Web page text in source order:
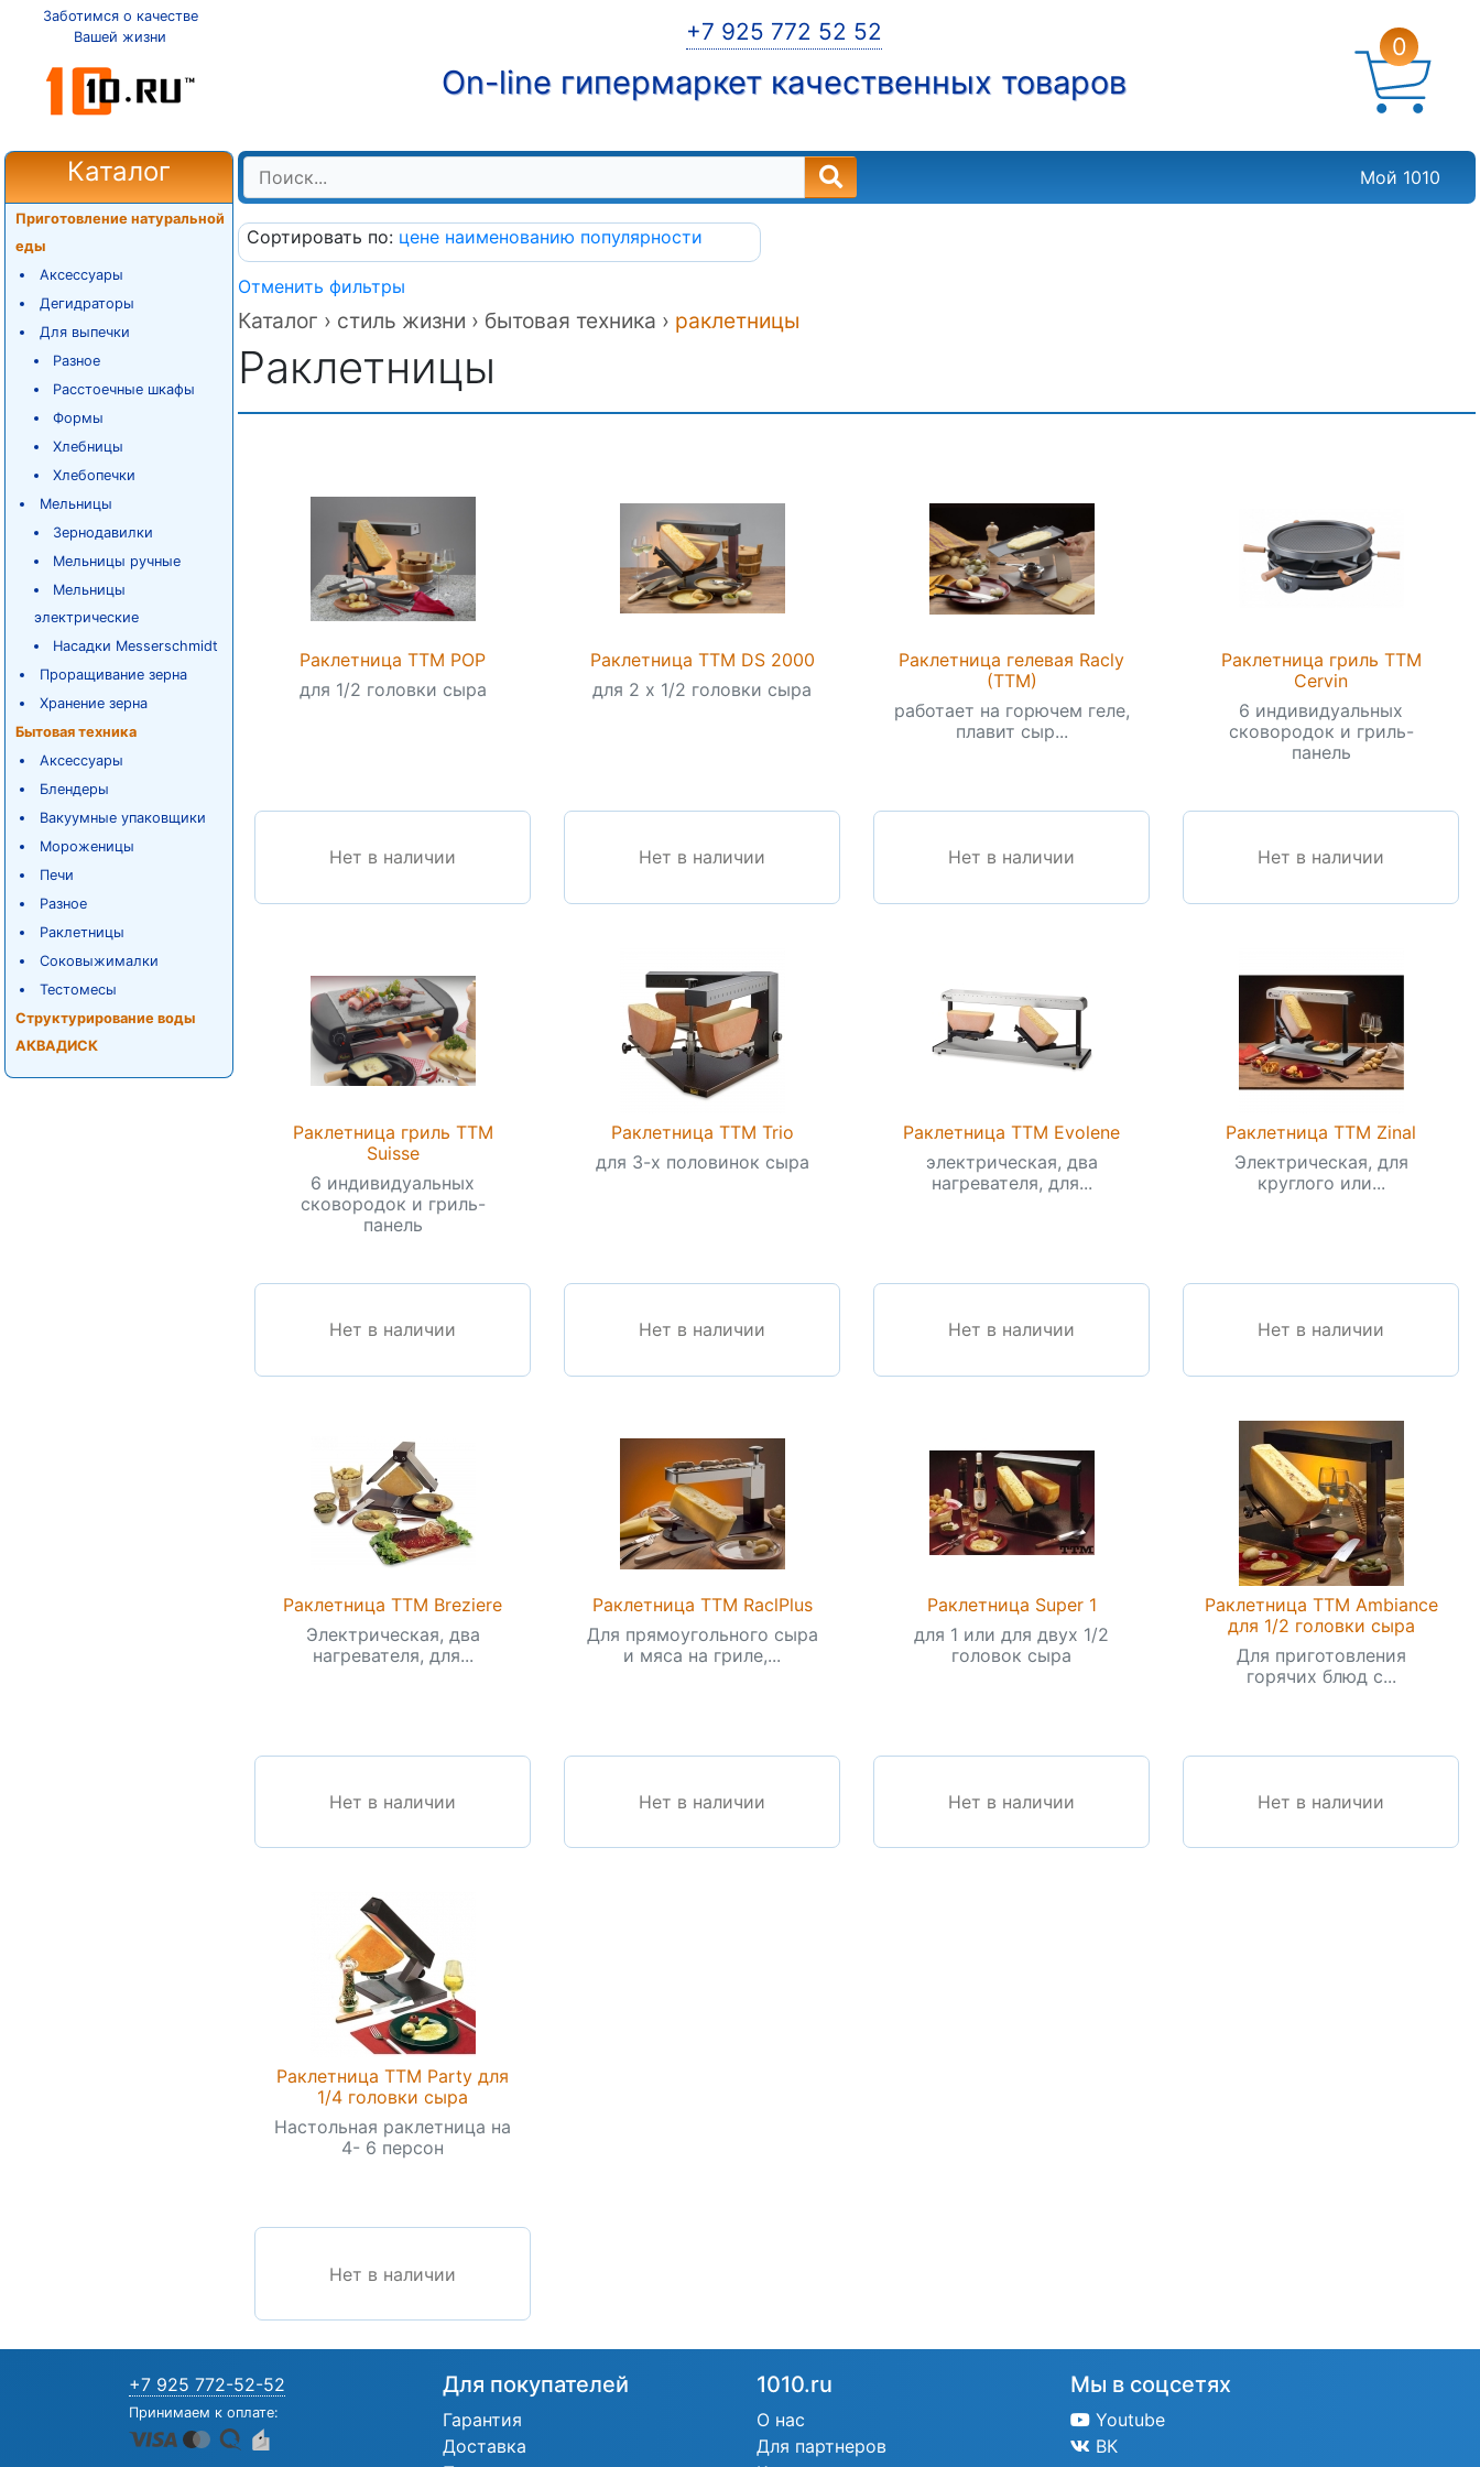
Заботимся о качестве
Вашей жизни
+7 925 772 52 52
On-line гипермаркет качественных товаров
0
Каталог
Приготовление натуральной
еды
Аксессуары
Дегидраторы
Для выпечки
Разное
Расстоечные шкафы
Формы
Хлебницы
Хлебопечки
Мельницы
Зернодавилки
Мельницы ручные
Мельницы
электрические
Насадки Messerschmidt
Проращивание зерна
Хранение зерна
Бытовая техника
Аксессуары
Блендеры
Вакуумные упаковщики
Мороженицы
Печи
Разное
Раклетницы
Соковыжималки
Тестомесы
Структурирование воды
АКВАДИСК
Мой 1010
Сортировать по: цене наименованию популярности
Отменить фильтры
Каталог › стиль жизни › бытовая техника › раклетницы
Раклетницы
Раклетница TTM POP
для 1/2 головки сыра
Нет в наличии
Раклетница TTM DS 2000
для 2 х 1/2 головки сыра
Нет в наличии
Раклетница гелевая Racly
(TTM)
работает на горючем геле,
плавит сыр...
Нет в наличии
Раклетница гриль TTM
Cervin
6 индивидуальных
сковородок и гриль-
панель
Нет в наличии
Раклетница гриль TTM
Suisse
6 индивидуальных
сковородок и гриль-
панель
Нет в наличии
Раклетница TTM Trio
для 3-х половинок сыра
Нет в наличии
Раклетница TTM Evolene
электрическая, два
нагревателя, для...
Нет в наличии
Раклетница TTM Zinal
Электрическая, для
круглого или...
Нет в наличии
Раклетница TTM Breziere
Электрическая, два
нагревателя, для...
Нет в наличии
Раклетница TTM RaclPlus
Для прямоугольного сыра
и мяса на гриле,...
Нет в наличии
Раклетница Super 1
для 1 или для двух 1/2
головок сыра
Нет в наличии
Раклетница TTM Ambiance
для 1/2 головки сыра
Для приготовления
горячих блюд с...
Нет в наличии
Раклетница TTM Party для
1/4 головки сыра
Настольная раклетница на
4- 6 персон
Нет в наличии
+7 925 772-52-52
Принимаем к оплате:
Для покупателей
Гарантия
Доставка
1010.ru
О нас
Для партнеров
Мы в соцсетях
Youtube
ВК